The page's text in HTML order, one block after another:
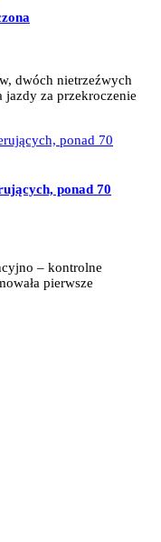
dwóch nietrzeźwych
jazdy za przekroczenie
ponad 70
– kontrolne
pierwsze